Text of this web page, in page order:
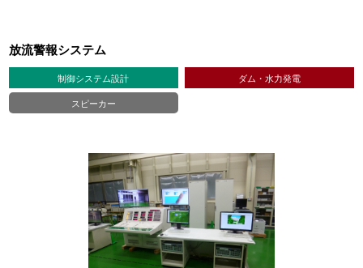
放流警報システム
制御システム設計
ダム・水力発電
スピーカー